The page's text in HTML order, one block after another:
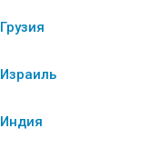
Грузия
Израиль
Индия